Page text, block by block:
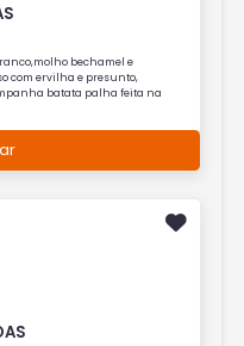
bechamel e
com ervilha e presunto,
batata palha feita na